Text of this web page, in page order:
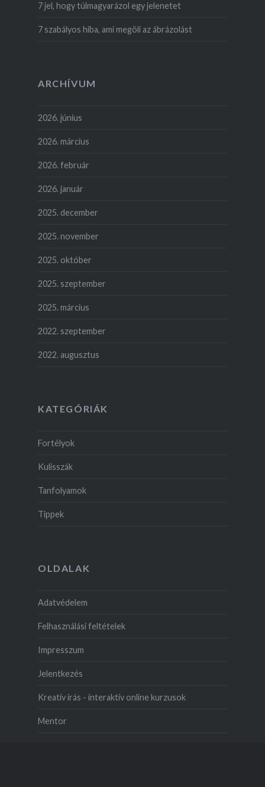
7 jel, hogy túlmagyarázol egy jelenetet
7 szabályos hiba, ami megöli az ábrázolást
ARCHÍVUM
2026. június
2026. március
2026. február
2026. január
2025. december
2025. november
2025. október
2025. szeptember
2025. március
2022. szeptember
2022. augusztus
KATEGÓRIÁK
Fortélyok
Kulisszák
Tanfolyamok
Tippek
OLDALAK
Adatvédelem
Felhasználási feltételek
Impresszum
Jelentkezés
Kreatív írás - interaktív online kurzusok
Mentor